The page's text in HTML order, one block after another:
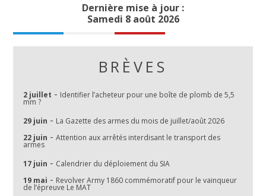
Dernière mise à jour :
Samedi 8 août 2026
BRÈVES
2 juillet - Identifier l’acheteur pour une boîte de plomb de 5,5
mm ?
29 juin - La Gazette des armes du mois de juillet/août 2026
22 juin -Attention aux arrêtés interdisant le transport des
armes
17 juin - Calendrier du déploiement du SIA
19 mai - Revolver Army 1860 commémoratif pour le vainqueur
de l’épreuve Le MAT